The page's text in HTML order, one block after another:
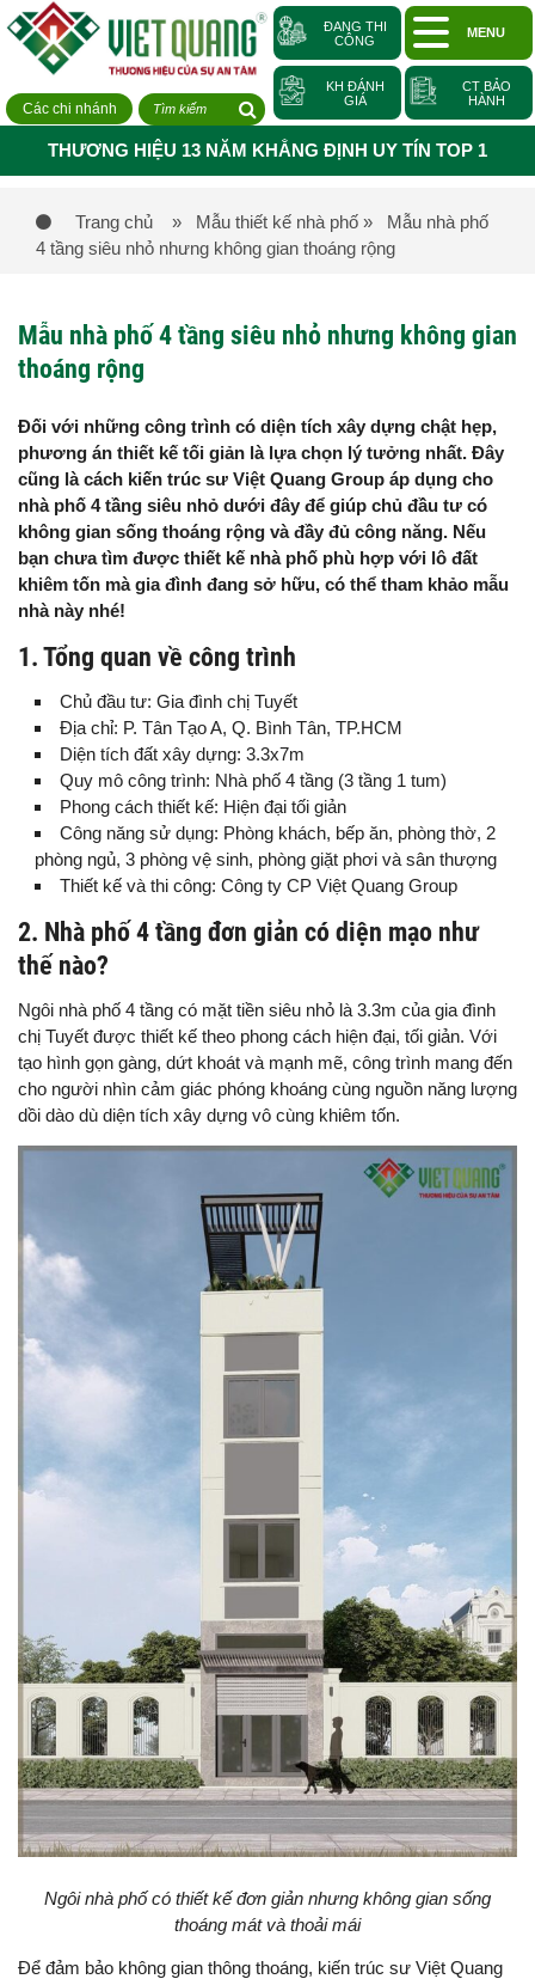
Các chi nhánh
ĐANG THI
CÔNG
MENU
KH ĐÁNH
GIÁ
CT BẢO
HÀNH
THƯƠNG HIỆU 13 NĂM KHẲNG ĐỊNH UY TÍN TOP 1
Trang chủ » Mẫu thiết kế nhà phố » Mẫu nhà phố
4 tầng siêu nhỏ nhưng không gian thoáng rộng
Mẫu nhà phố 4 tầng siêu nhỏ nhưng không gian
thoáng rộng
Đối với những công trình có diện tích xây dựng chật hẹp,
phương án thiết kế tối giản là lựa chọn lý tưởng nhất. Đây
cũng là cách kiến trúc sư Việt Quang Group áp dụng cho
nhà phố 4 tầng siêu nhỏ dưới đây để giúp chủ đầu tư có
không gian sống thoáng rộng và đầy đủ công năng. Nếu
bạn chưa tìm được thiết kế nhà phố phù hợp với lô đất
khiêm tốn mà gia đình đang sở hữu, có thể tham khảo mẫu
nhà này nhé!
1. Tổng quan về công trình
Chủ đầu tư: Gia đình chị Tuyết
Địa chỉ: P. Tân Tạo A, Q. Bình Tân, TP.HCM
Diện tích đất xây dựng: 3.3x7m
Quy mô công trình: Nhà phố 4 tầng (3 tầng 1 tum)
Phong cách thiết kế: Hiện đại tối giản
Công năng sử dụng: Phòng khách, bếp ăn, phòng thờ, 2
phòng ngủ, 3 phòng vệ sinh, phòng giặt phơi và sân thượng
Thiết kế và thi công: Công ty CP Việt Quang Group
2. Nhà phố 4 tầng đơn giản có diện mạo như
thế nào?
Ngôi nhà phố 4 tầng có mặt tiền siêu nhỏ là 3.3m của gia đình
chị Tuyết được thiết kế theo phong cách hiện đại, tối giản. Với
tạo hình gọn gàng, dứt khoát và mạnh mẽ, công trình mang đến
cho người nhìn cảm giác phóng khoáng cùng nguồn năng lượng
dồi dào dù diện tích xây dựng vô cùng khiêm tốn.
Ngôi nhà phố có thiết kế đơn giản nhưng không gian sống
thoáng mát và thoải mái
Để đảm bảo không gian thông thoáng, kiến trúc sư Việt Quang